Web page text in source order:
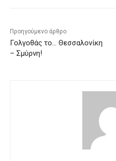
Προηγούμενο άρθρο
Γολγοθάς το… Θεσσαλονίκη
– Σμύρνη!